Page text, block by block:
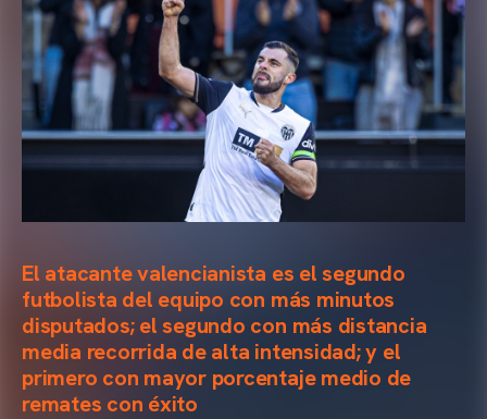
El atacante valencianista es el segundo
futbolista del equipo con más minutos
disputados; el segundo con más distancia
media recorrida de alta intensidad; y el
primero con mayor porcentaje medio de
remates con éxito